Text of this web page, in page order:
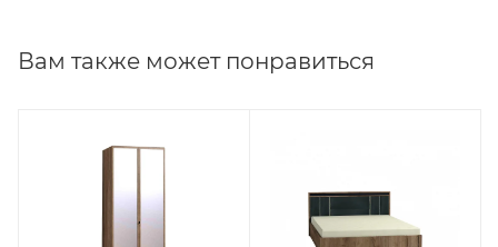
Вам также может понравиться